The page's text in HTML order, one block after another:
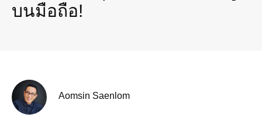
บนมือถือ!
Aomsin Saenlom